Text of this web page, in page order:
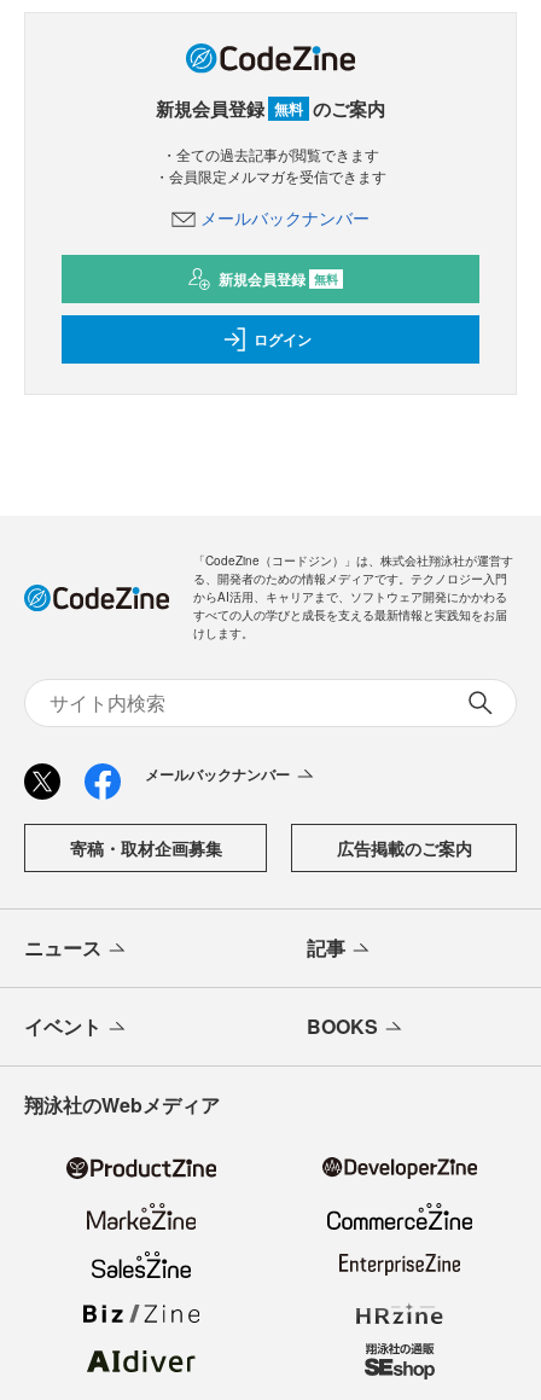
新規会員登録 無料 のご案内
・全ての過去記事が閲覧できます
・会員限定メルマガを受信できます
メールバックナンバー
新規会員登録 無料
ログイン
「CodeZine（コードジン）」は、株式会社翔泳社が運営す
る、開発者のための情報メディアです。テクノロジー入門
からAI活用、キャリアまで、ソフトウェア開発にかかわる
すべての人の学びと成長を支える最新情報と実践知をお届
けします。
メールバックナンバー
寄稿・取材企画募集 広告掲載のご案内
ニュース 記事
イベント BOOKS
翔泳社のWebメディア